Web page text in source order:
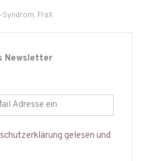
Syndrom, FraX
Newsletter
gelesen und